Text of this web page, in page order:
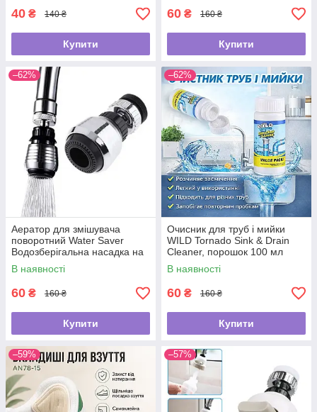
40 ₴ 140 ₴
Купити
60 ₴ 160 ₴
Купити
–62%
Аератор для змішувача
поворотний Water Saver
Водозберігальна насадка на
кран
В наявності
60 ₴ 160 ₴
Купити
–62%
Очисник для труб і мийки
WILD Tornado Sink & Drain
Cleaner, порошок 100 мл
В наявності
60 ₴ 160 ₴
Купити
–59% –57%